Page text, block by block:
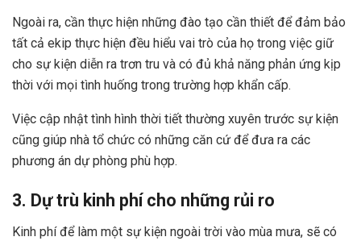
Ngoài ra, cần thực hiện những đào tạo cần thiết để đảm bảo
tất cả ekip thực hiện đều hiểu vai trò của họ trong việc giữ
cho sự kiện diễn ra trơn tru và có đủ khả năng phản ứng kịp
thời với mọi tình huống trong trường hợp khẩn cấp.
Việc cập nhật tình hình thời tiết thường xuyên trước sự kiện
cũng giúp nhà tổ chức có những căn cứ để đưa ra các
phương án dự phòng phù hợp.
3. Dự trù kinh phí cho những rủi ro
Kinh phí để làm một sự kiện ngoài trời vào mùa mưa, sẽ có